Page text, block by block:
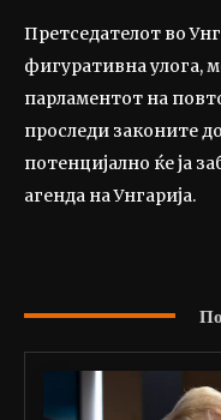
Претседателот во
фигуративна улога,
парламентот на
проследи законите
потенцијално ќе ја
агенда на Унгарија.